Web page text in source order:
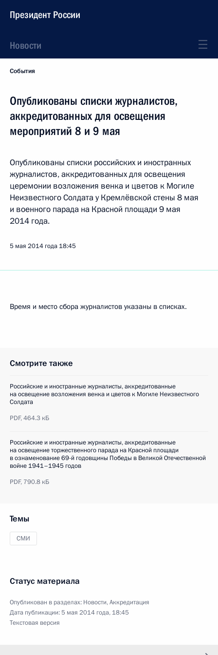
Президент России
Новости
События
Опубликованы списки журналистов,
аккредитованных для освещения
мероприятий 8 и 9 мая
Опубликованы списки российских и иностранных
журналистов, аккредитованных для освещения
церемонии возложения венка и цветов к Могиле
Неизвестного Солдата у Кремлёвской стены 8 мая
и военного парада на Красной площади 9 мая
2014 года.
5 мая 2014 года 18:45
Время и место сбора журналистов указаны в списках.
Смотрите также
Российские и иностранные журналисты, аккредитованные
на освещение возложения венка и цветов к Могиле Неизвестного
Солдата
PDF,464.3 кБ
Российские и иностранные журналисты, аккредитованные
на освещение торжественного парада на Красной площади
в ознаменование 69-й годовщины Победы в Великой Отечественной
войне 1941–1945 годов
PDF, 790.8 кБ
Темы
СМИ
Статус материала
Опубликован в разделах: Новости,Аккредитация
Дата публикации:5 мая 2014 года, 18:45
Текстовая версия